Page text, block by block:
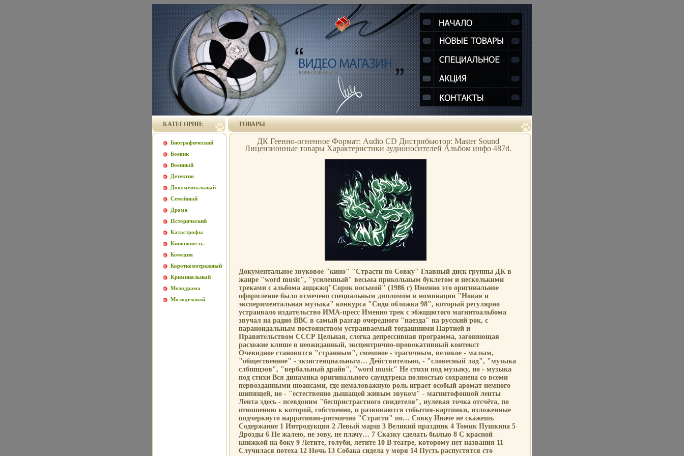
КАТЕГОРИИ:
Биографический
Боевик
Военный
Детектив
Документальный
Семейный
Драма
Исторический
Катастрофы
Киноповесть
Комедия
Короткометражный
Криминальный
Мелодрама
Молодежный
ТОВАРЫ
ДК Геенно-огненное Формат: Audio CD Дистрибьютор: Master Sound
Лицензионные товары Характеристики аудионосителей Альбом инфо 487d.
Документальное звуковое "кино" "Страсти по Совку" Главный диск группы ДК в
жанре "word music", "усиленный" весьма прикольным буклетом и несколькими
треками с альбома аццжжq"Сорок восьмой" (1986 г) Именно это оригинальное
оформление было отмечено специальным дипломом в номинации "Новая и
экспериментальная музыка" конкурса "Сиди обложка 98", который регулярно
устраивало издательство ИМА-пресс Именно трек с эбжццютого магнитоальбома
звучал на радио ВВС в самый разгар очередного "наезда" на русский рок, с
параноидальным постоянством устраиваемый тогдашними Партией и
Правительством СССР Цельная, слегка депрессивная программа, загоняющая
расхожие клише в неожиданный, эксцентрично-провокативный контекст
Очевидное становится "странным", смешное - трагичным, великое - малым,
"общественное" - экзистенциальным… Действительно, - "словесный лад", "музыка
слбппцэов", "вербальный драйв", "word music" Не стихи под музыку, но - музыка
под стихи Вся динамика оригинального саундтрека полностью сохранена со всеми
первозданными нюансами, где немаловажную роль играет особый аромат немного
шипящей, но - "естественно дышащей живым звуком" - магнитофонной ленты
Лента здесь - псевдоним "беспристрастного свидетеля", нулевая точка отсчёта, по
отношению к которой, собственно, и развиваются события-картинки, изложенные
подчеркнуто нарративно-ритмично "Страсти" по… Совку Иначе не скажешь
Содержание 1 Интродукция 2 Левый марш 3 Великий праздник 4 Томик Пушкина 5
Дрозды 6 Не жалею, не зову, не плачу… 7 Сказку сделать былью 8 С красной
книжкой на боку 9 Летите, голуби, летите 10 В театре, которому нет названия 11
Случилася потеха 12 Ночь 13 Собака сидела у моря 14 Пусть распустятся сто